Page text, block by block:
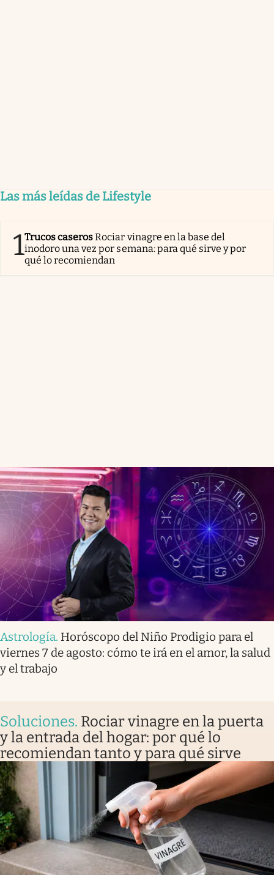
Las más leídas de Lifestyle
1Trucos caserosRociar vinagre en la base del
inodoro una vez por semana: para qué sirve y por
qué lo recomiendan
Astrología. Horóscopo del Niño Prodigio para el
viernes 7 de agosto: cómo te irá en el amor, la salud
y el trabajo
Soluciones. Rociar vinagre en la puerta
y la entrada del hogar: por qué lo
recomiendan tanto y para qué sirve